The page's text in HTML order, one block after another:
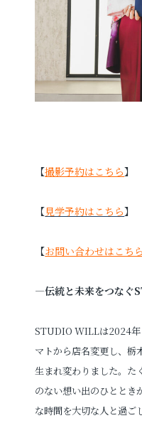
【撮影予約はこちら】
【見学予約はこちら】
【お問い合わせはこち
—伝統と未来をつな
STUDIO WILLは2024年
マトから店名変更し、栃
生まれ変わりました。た
のない想い出のひととき
な時間を大切な人と過ご